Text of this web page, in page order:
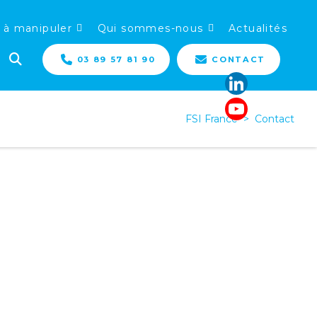
à manipuler Qui sommes-nous Actualités
03 89 57 81 90 CONTACT
FSI France > Contact